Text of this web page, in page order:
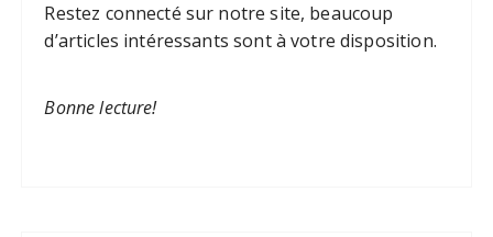
Restez connecté sur notre site, beaucoup
d’articles intéressants sont à votre disposition.
Bonne lecture!